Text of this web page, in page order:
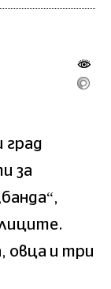
град
за
овца и три